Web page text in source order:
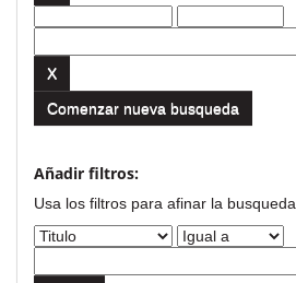
Comenzar nueva busqueda
Añadir filtros:
Usa los filtros para afinar la busqueda.